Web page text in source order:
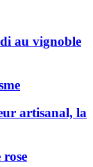
au vignoble
artisanal, la
rose